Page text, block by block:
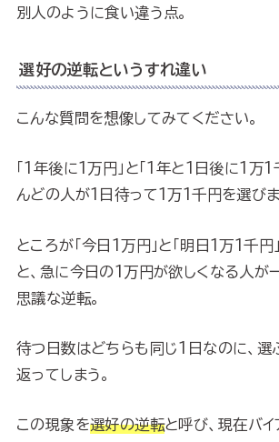
別人のように食い違う点。
選好の逆転というすれ違い
こんな質問を想像してみてください。
「1年後に1万円」と「1年と1日後に1万1
んどの人が1日待って1万1千円を選びま
ところが「今日1万円」と「明日1万1千円
と、急に今日の1万円が欲しくなる人が
思議な逆転。
待つ日数はどちらも同じ1日なのに、選
返ってしまう。
この現象を選好の逆転と呼び、現在バ